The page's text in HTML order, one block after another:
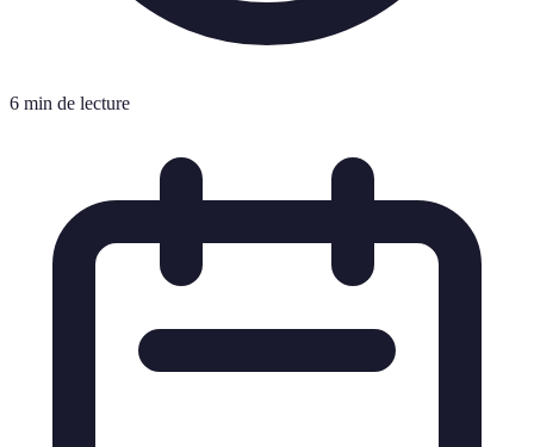
6 min de lecture